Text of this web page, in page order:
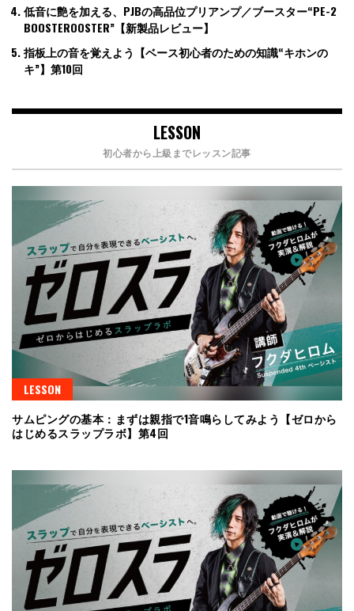
低音に艶を加える、PJBの高品位プリアンプ／ブースター“PE-2
BOOSTEROOSTER”【新製品レビュー】
指板上の音を覚えよう【ベース初心者のための知識“キホンの
キ”】第10回
LESSON
初心者から上級までレッスン記事
LESSON
サムピングの基本：まずは親指で1音鳴らしてみよう【ゼロから
はじめるスラップラボ】第4回